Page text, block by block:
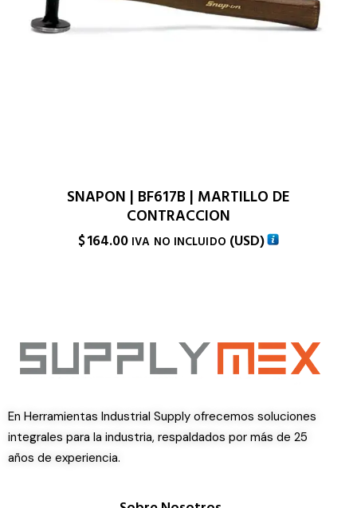
SNAPON | BF617B | MARTILLO DE
CONTRACCION
$164.00 IVA NO INCLUIDO (USD)
En Herramientas Industrial Supply ofrecemos soluciones
integrales para la industria, respaldados por más de 25
años de experiencia.